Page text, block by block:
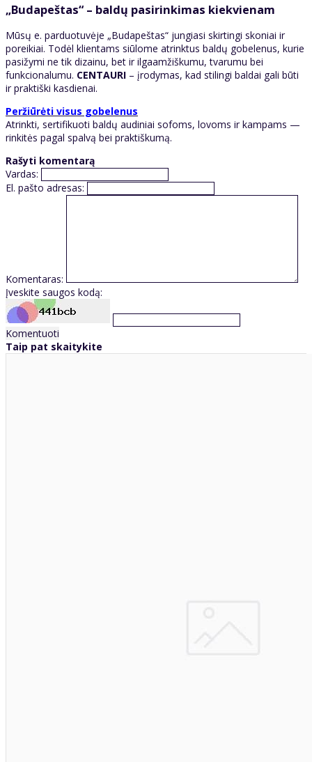
„Budapeštas“ – baldų pasirinkimas kiekvienam
Mūsų e. parduotuvėje „Budapeštas“ jungiasi skirtingi skoniai ir
poreikiai. Todėl klientams siūlome atrinktus baldų gobelenus, kurie
pasižymi ne tik dizainu, bet ir ilgaamžiškumu, tvarumu bei
funkcionalumu. CENTAURI – įrodymas, kad stilingi baldai gali būti
ir praktiški kasdienai.
Peržiūrėti visus gobelenus
Atrinkti, sertifikuoti baldų audiniai sofoms, lovoms ir kampams —
rinkitės pagal spalvą bei praktiškumą.
Rašyti komentarą
Vardas:
El. pašto adresas:
Komentaras:
Įveskite saugos kodą:
Komentuoti
Taip pat skaitykite